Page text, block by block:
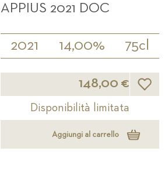
APPIUS 2021 DOC
2021 14,00% 75cl
148,00 € Lista
Disponibilità limitata
Aggiungi al carrello